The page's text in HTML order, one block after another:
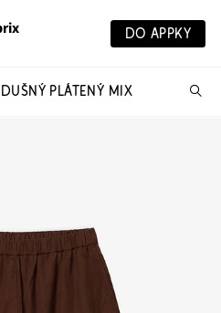
DO APPKY
PLÁTENÝ MIX